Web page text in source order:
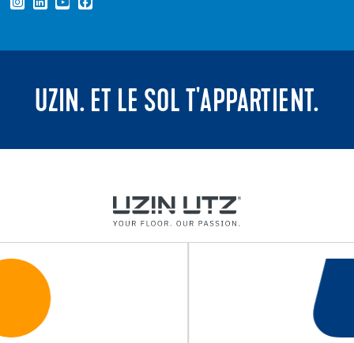
UZIN. ET LE SOL T'APPARTIENT.